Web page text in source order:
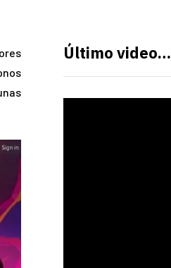
Último video…